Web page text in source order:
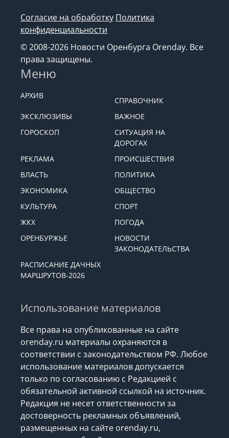
Согласие на обработку Политика
конфиденциальности
© 2008-2026 Новости Оренбурга Orenday. Все
права защищены.
Меню
АРХИВ
СПРАВОЧНИК
ЭКСКЛЮЗИВЫ
ВАЖНОЕ
ГОРОСКОП
СИТУАЦИЯ НА
ДОРОГАХ
РЕКЛАМА
ПРОИСШЕСТВИЯ
ВЛАСТЬ
ПОЛИТИКА
ЭКОНОМИКА
ОБЩЕСТВО
КУЛЬТУРА
СПОРТ
ЖКХ
ПОГОДА
ОРЕНБУРЖЬЕ
НОВОСТИ
ЗАКОНОДАТЕЛЬСТВА
РАСПИСАНИЕ ДАЧНЫХ
МАРШРУТОВ-2026
Использование материалов
Все права на опубликованные на сайте
orenday.ru материалы охраняются в
соответствии с законодательством РФ. Любое
использование материалов допускается
только по согласованию с Редакцией с
обязательной активной ссылкой на источник.
Редакция не несет ответственности за
достоверность рекламных объявлений,
размещенных на сайте orenday.ru,